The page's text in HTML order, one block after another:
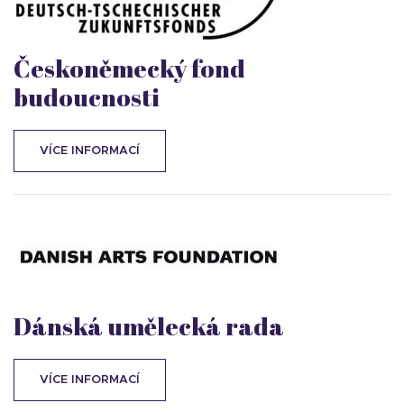
Českoněmecký fond
budoucnosti
VÍCE INFORMACÍ
Dánská umělecká rada
VÍCE INFORMACÍ